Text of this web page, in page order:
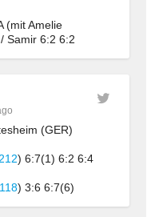
(mit Amelie
Samir 6:2 6:2
(GER)
) 6:7(1) 6:2 6:4
) 3:6 6:7(6)